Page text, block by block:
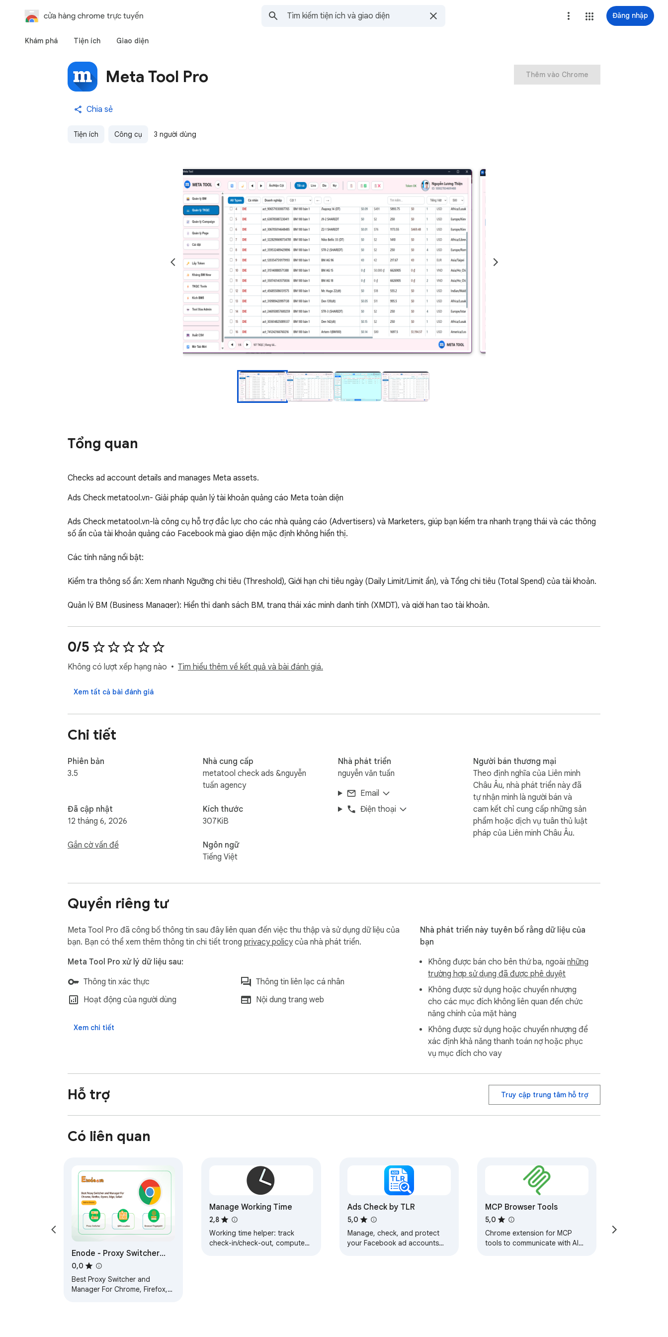
cửa hàng chrome trực tuyến Đăng nhập
Khám phá Tiện ích Giao diện
Meta Tool Pro
Chia sẻ
Tiện ích Công cụ 3 người dùng
Thêm vào Chrome
Tổng quan
Checks ad account details and manages Meta assets.
Ads Check metatool.vn- Giải pháp quản lý tài khoản quảng cáo Meta toàn diện
Ads Check metatool.vn-là công cụ hỗ trợ đắc lực cho các nhà quảng cáo (Advertisers) và Marketers, giúp bạn kiểm tra nhanh trạng thái và các thông
số ẩn của tài khoản quảng cáo Facebook mà giao diện mặc định không hiển thị.
Các tính năng nổi bật:
Kiểm tra thông số ẩn: Xem nhanh Ngưỡng chi tiêu (Threshold), Giới hạn chi tiêu ngày (Daily Limit/Limit ẩn), và Tổng chi tiêu (Total Spend) của tài khoản.
Quản lý BM (Business Manager): Hiển thị danh sách BM, trạng thái xác minh danh tính (XMDT), và giới hạn tạo tài khoản.
Check Trạng thái tài khoản: Phân loại nhanh tài khoản Live, Die, Nợ, hoặc bị hạn chế quảng cáo.
Tiết kiệm thời gian: Không cần tải lại trang nhiều lần, thông tin hiển thị trực quan ngay trên bảng điều khiển.
instantly. Safe, fast, and essential for professional marketers.
0/5
Không có lượt xếp hạng nào Tìm hiểu thêm về kết quả và bài đánh giá.
Xem tất cả bài đánh giá
Chi tiết
Phiên bản
3.5
Đã cập nhật
12 tháng 6, 2026
Gắn cờ vấn đề
Nhà cung cấp
metatool check ads &nguyễn
tuấn agency
Kích thước
307KiB
Ngôn ngữ
Tiếng Việt
Nhà phát triển
nguyễn văn tuấn
Email
Điện thoại
Người bán thương mại
Theo định nghĩa của Liên minh
Châu Âu, nhà phát triển này đã
tự nhận mình là người bán và
cam kết chỉ cung cấp những sản
phẩm hoặc dịch vụ tuân thủ luật
pháp của Liên minh Châu Âu.
Quyền riêng tư
Meta Tool Pro đã công bố thông tin sau đây liên quan đến việc thu thập và sử dụng dữ liệu của
bạn. Bạn có thể xem thêm thông tin chi tiết trong privacy policycủa nhà phát triển.
Meta Tool Pro xử lý dữ liệu sau:
Thông tin xác thực
Thông tin liên lạc cá nhân
Hoạt động của người dùng
Nội dung trang web
Xem chi tiết
Nhà phát triển này tuyên bố rằng dữ liệu của
bạn
Không được bán cho bên thứ ba, ngoàinhững
trường hợp sử dụng đã được phê duyệt
Không được sử dụng hoặc chuyển nhượng
cho các mục đích không liên quan đến chức
năng chính của mặt hàng
Không được sử dụng hoặc chuyển nhượng để
xác định khả năng thanh toán nợ hoặc phục
vụ mục đích cho vay
Hỗ trợ Truy cập trung tâm hỗ trợ
Có liên quan
Enode - Proxy Switcher
and Manager
0,0
Best Proxy Switcher and
Manager For Chrome, Firefox,
Manage Working Time
2,8
Working time helper: track
check-in/check-out, compute
Ads Check by TLR
5,0
Manage, check, and protect
your Facebook ad accounts
MCP Browser Tools
5,0
Chrome extension for MCP
tools to communicate with AI